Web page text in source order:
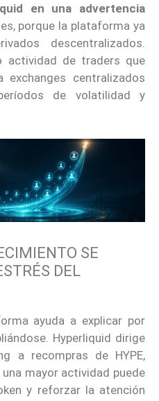
en una advertencia
porque la plataforma ya
descentralizados.
actividad de traders que
exchanges centralizados
de volatilidad y
SE
DEL
ayuda a explicar por
Hyperliquid dirige
a recompras de HYPE,
mayor actividad puede
y reforzar la atención